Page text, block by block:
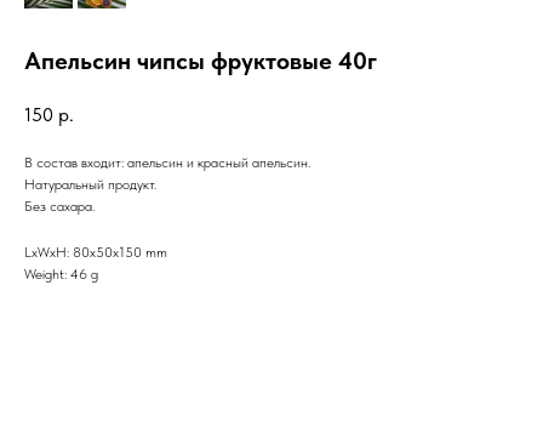
Апельсин чипсы фруктовые 40г
150 р.
В состав входит: апельсин и красный апельсин.
Натуральный продукт.
Без сахара.
LxWxH: 80x50x150 mm
Weight: 46 g